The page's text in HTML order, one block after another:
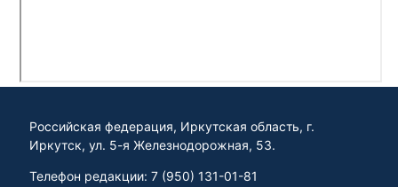
Российская федерация, Иркутская область, г.
Иркутск, ул. 5-я Железнодорожная, 53.
Телефон редакции: 7 (950) 131-01-81